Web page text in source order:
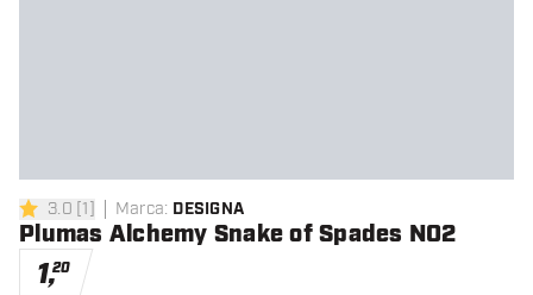
3 estrellas de puntuación
3.0 [1] Marca: DESIGNA
Plumas Alchemy Snake of Spades NO2
1,20